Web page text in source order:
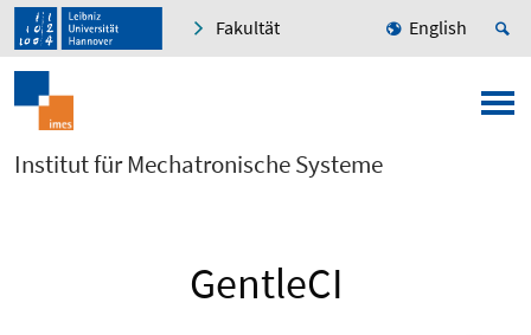
Fakultät English
Institut für Mechatronische Systeme
GentleCI